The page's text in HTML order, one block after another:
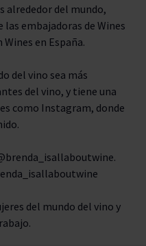
alrededor del mundo,
las embajadoras de Wines
en España.
del vino sea más
del vino, y tiene una
como Instagram, donde
del mundo del vino y